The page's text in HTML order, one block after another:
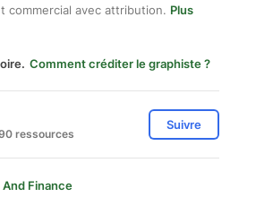
commercial avec attribution. Plus
Comment créditer le graphiste ?
ressources
Suivre
And Finance